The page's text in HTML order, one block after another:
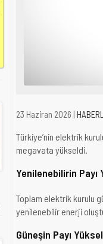
23 Haziran 2026 |
Türkiye’nin elektrik
megavata yükseldi.
Yenilenebilirin Payı
Toplam elektrik kurulu
yenilenebilir enerji
Güneşin Payı